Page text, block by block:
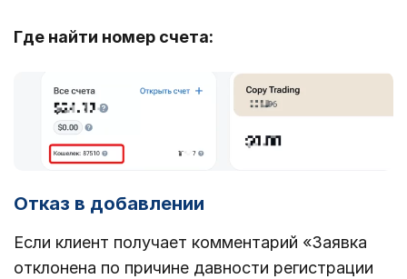
Где найти номер счета:
Отказ в добавлении
Если клиент получает комментарий «Заявка
отклонена по причине давности регистрации